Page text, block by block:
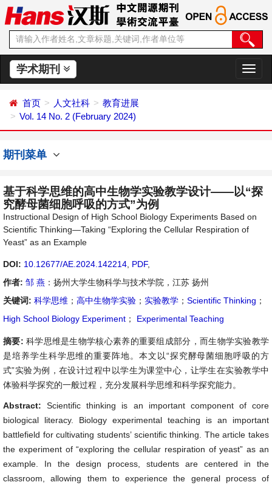
学术期刊
切
换
首页 人文社科
教育进展
Vol. 14 No. 2 (February 2024)
期刊菜单
基于科学思维的高中生物学实验教学设计——以“探
究酵母菌细胞呼吸的方式”为例
Instructional Design of High School Biology Experiments Based on
Scientific Thinking—Taking “Exploring the Cellular Respiration of
Yeast” as an Example
DOI: 10.12677/AE.2024.142214 PDF,
作者: 邹 燕 ：扬州大学生物科学与技术学院，江苏 扬州
关键词: 科学思维 ； 高中生物学实验 ； 实验教学 ； Scientific Thinking ；
High School Biology Experiment ； Experimental Teaching
摘要: 科学思维是生物学核心素养的重要组成部分，而生物学实验教学
是培养学生科学思维的重要阵地。本文以“探究酵母菌细胞呼吸的方
式”实验为例，在设计过程中以学生为课堂中心，让学生在实验教学中
体验科学探究的一般过程，充分发展科学思维和科学探究能力。
Abstract:Scientific thinking is an important component of core
biological literacy. Biology experimental teaching is an important
battlefield for cultivating students’ scientific thinking. The article takes
the experiment of “exploring the cellular respiration of yeast” as an
example. In the design process, students are centered in the
classroom, allowing them to experience the general process of